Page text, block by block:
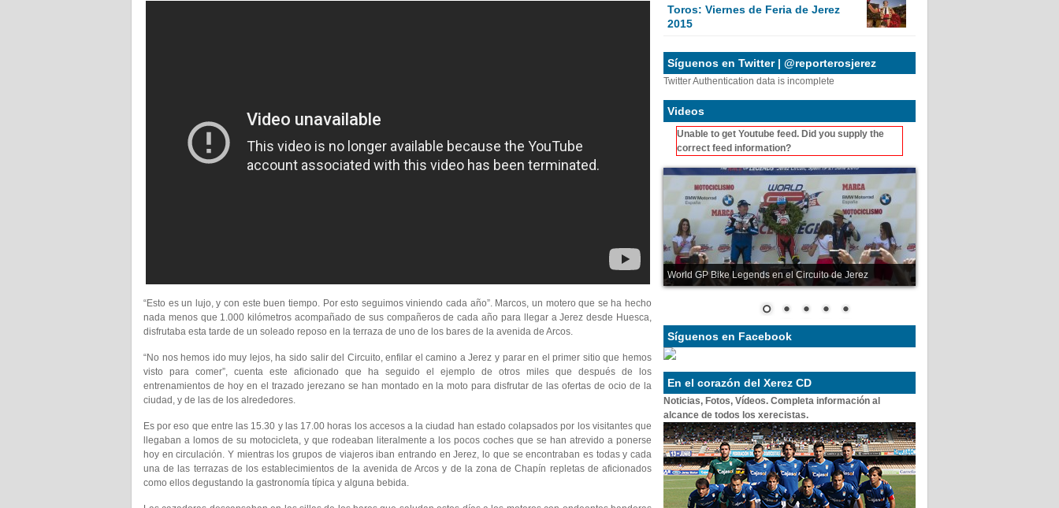
“Esto es un lujo, y con este buen tiempo. Por esto seguimos viniendo cada año”. Marcos, un motero que se ha hecho
nada menos que 1.000 kilómetros acompañado de sus compañeros de cada año para llegar a Jerez desde Huesca,
disfrutaba esta tarde de un soleado reposo en la terraza de uno de los bares de la avenida de Arcos.
“No nos hemos ido muy lejos, ha sido salir del Circuito, enfilar el camino a Jerez y parar en el primer sitio que hemos
visto para comer”, cuenta este aficionado que ha seguido el ejemplo de otros miles que después de los
entrenamientos de hoy en el trazado jerezano se han montado en la moto para disfrutar de las ofertas de ocio de la
ciudad, y de las de los alrededores.
Es por eso que entre las 15.30 y las 17.00 horas los accesos a la ciudad han estado colapsados por los visitantes que
llegaban a lomos de su motocicleta, y que rodeaban literalmente a los pocos coches que se han atrevido a ponerse
hoy en circulación. Y mientras los grupos de viajeros iban entrando en Jerez, lo que se encontraban es todas y cada
una de las terrazas de los establecimientos de la avenida de Arcos y de la zona de Chapín repletas de aficionados
como ellos degustando la gastronomía típica y alguna bebida.
Toros: Viernes de Feria de Jerez
2015
Síguenos en Twitter | @reporterosjerez
Twitter Authentication data is incomplete
Videos
Unable to get Youtube feed. Did you supply the
correct feed information?
World GP Bike Legends en el Circuito de Jerez
Síguenos en Facebook
En el corazón del Xerez CD
Noticias, Fotos, Vídeos. Completa información al
alcance de todos los xerecistas.